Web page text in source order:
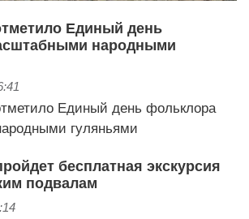
Единый день
народными
бесплатная экскурсия
подвалам